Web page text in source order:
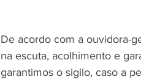
De acordo com a ouvidora-
na escuta, acolhimento e
garantimos o sigilo, caso a